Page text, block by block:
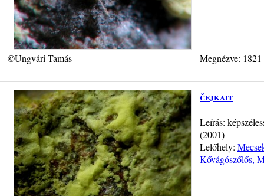
©Ungvári Tamás Megnézve:
čejkait
Leírás:
(2001)
Lelőhely:
Kővágószőlős,